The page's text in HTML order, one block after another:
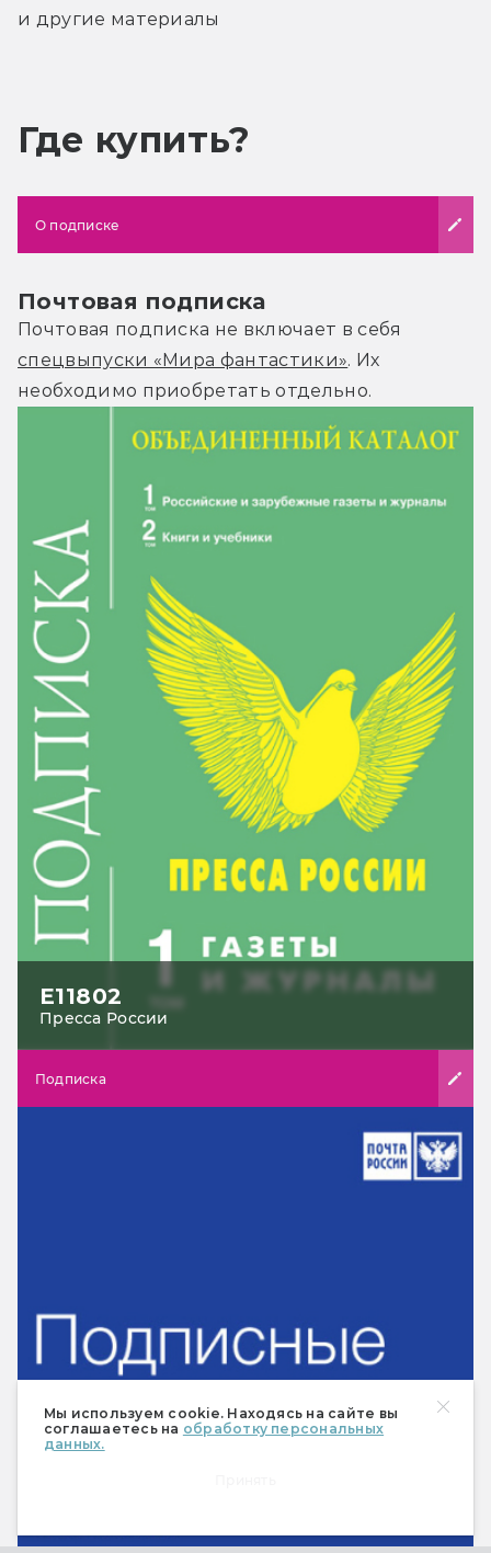
Мы используем cookie. Находясь на сайте вы
соглашаетесь на обработку персональных
данных.
и другие материалы
Где купить?
О подписке
Почтовая подписка
Почтовая подписка не включает в себя
спецвыпуски «Мира фантастики». Их
необходимо приобретать отдельно.
Е11802
Пресса России
Подписка